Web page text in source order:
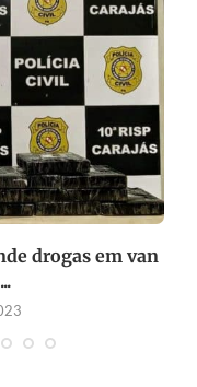
drogas em van